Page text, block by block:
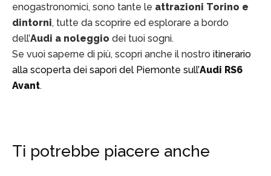
enogastronomici, sono tante le attrazioni Torino e
dintorni, tutte da scoprire ed esplorare a bordo
dell’Audi a noleggio dei tuoi sogni.
Se vuoi saperne di più, scopri anche il nostro itinerario
alla scoperta dei sapori del Piemonte sull’Audi RS6
Avant.
Ti potrebbe piacere anche